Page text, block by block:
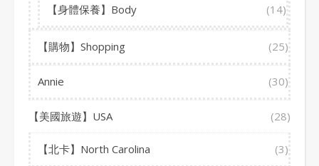
【身體保養】Body (14)
【購物】Shopping (25)
Annie (30)
【美國旅遊】USA (28)
【北卡】North Carolina (3)